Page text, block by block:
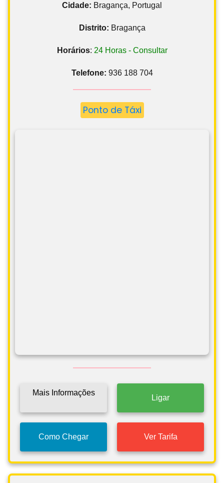
Cidade: Bragança, Portugal
Distrito: Bragança
Horários: 24 Horas - Consultar
Telefone: 936 188 704
Ponto de Táxi
Mais Informações
Ligar
Como Chegar Ver Tarifa